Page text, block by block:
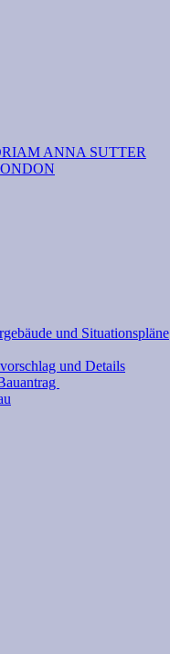
ANNA SUTTER
und Situationspläne
und Details